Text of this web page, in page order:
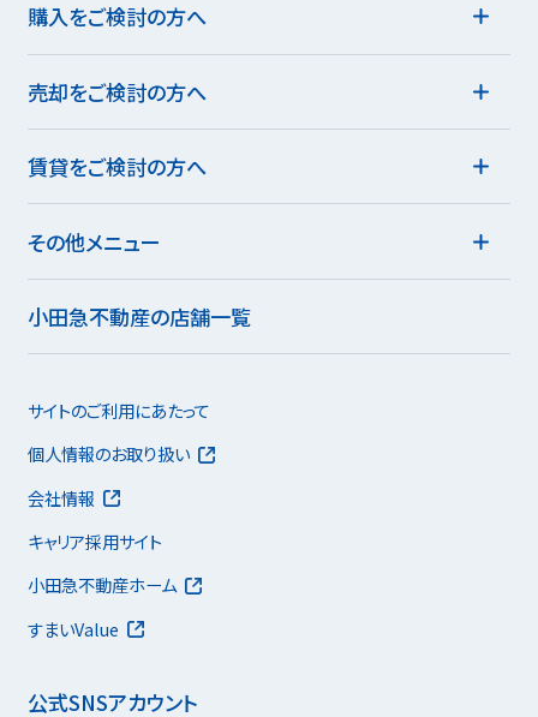
購入をご検討の方へ
売却をご検討の方へ
賃貸をご検討の方へ
その他メニュー
小田急不動産の店舗一覧
公式SNSアカウント
サイトのご利用にあたって
個人情報のお取り扱い
会社情報
キャリア採用サイト
小田急不動産ホーム
すまいValue